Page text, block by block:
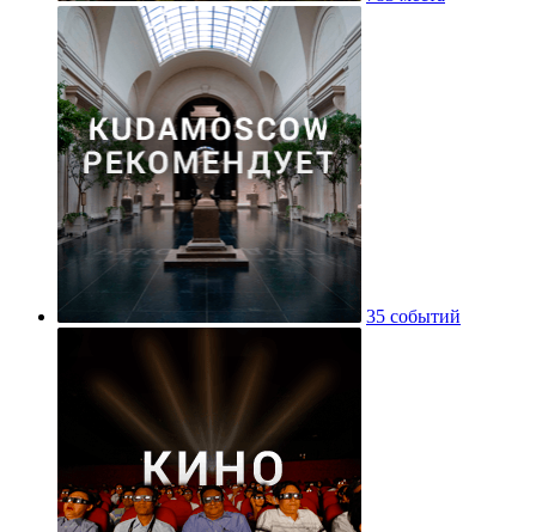
35 событий